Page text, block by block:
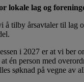
lokale lag og
å tilby årsavtaler til lag
i 2027 er at vi ber
én person med
søknad på vegne av